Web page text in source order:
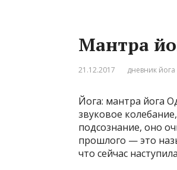
Мантра
21.12.2017 дневник йога
Йога: мантра йога
звуковое
подсознание, оно
прошлого — это
что сейчас